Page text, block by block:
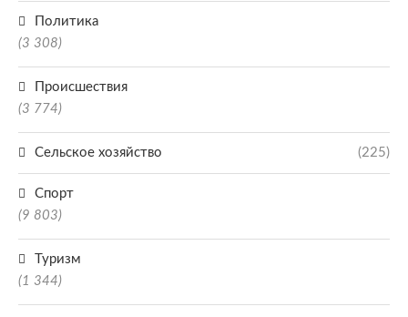
Политика
(3 308)
Происшествия
(3 774)
Сельское хозяйство (225)
Спорт
(9 803)
Туризм
(1 344)